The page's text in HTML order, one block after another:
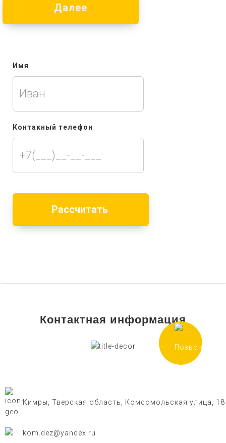
Далее
Имя
Контакный телефон
Контактная информация
Кимры, Тверская область, Комсомольская улица, 18
kom.dez@yandex.ru